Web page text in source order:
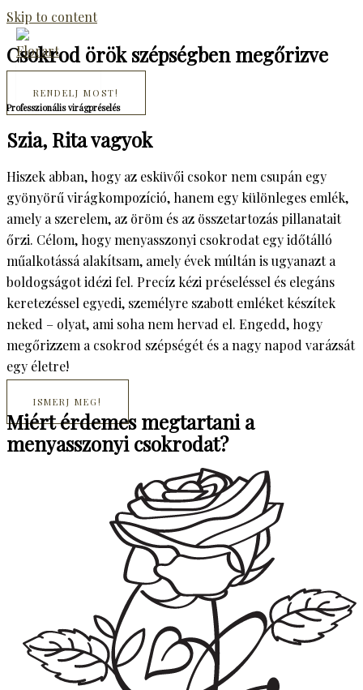
Skip to content
Csokrod örök szépségben megőrizve
RENDELJ MOST!
Professzionális virágpréselés
Szia, Rita vagyok
Hiszek abban, hogy az esküvői csokor nem csupán egy
gyönyörű virágkompozíció, hanem egy különleges emlék,
amely a szerelem, az öröm és az összetartozás pillanatait
őrzi. Célom, hogy menyasszonyi csokrodat egy időtálló
műalkotássá alakítsam, amely évek múltán is ugyanazt a
boldogságot idézi fel. Precíz kézi préseléssel és elegáns
keretezéssel egyedi, személyre szabott emléket készítek
neked – olyat, ami soha nem hervad el. Engedd, hogy
megőrizzem a csokrod szépségét és a nagy napod varázsát
egy életre!
ISMERJ MEG!
Miért érdemes megtartani a
menyasszonyi csokrodat?